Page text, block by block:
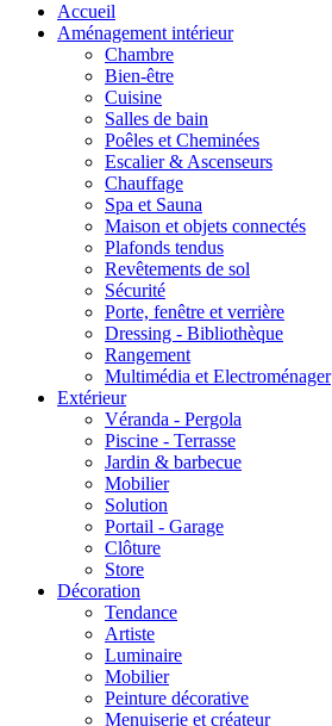
Accueil
Aménagement intérieur
Chambre
Bien-être
Cuisine
Salles de bain
Poêles et Cheminées
Escalier & Ascenseurs
Chauffage
Spa et Sauna
Maison et objets connectés
Plafonds tendus
Revêtements de sol
Sécurité
Porte, fenêtre et verrière
Dressing - Bibliothèque
Rangement
Multimédia et Electroménager
Extérieur
Véranda - Pergola
Piscine - Terrasse
Jardin & barbecue
Mobilier
Solution
Portail - Garage
Clôture
Store
Décoration
Tendance
Artiste
Luminaire
Mobilier
Peinture décorative
Menuiserie et créateur